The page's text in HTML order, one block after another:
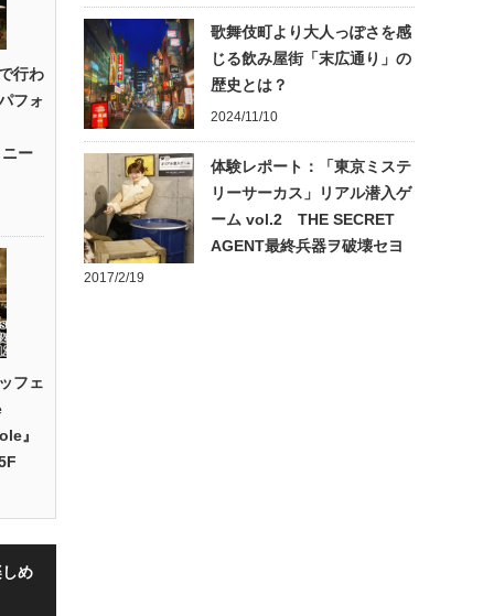
行わ
フォ
ー
フェ
』
め
歌舞伎町より大人っぽさを感
じる飲み屋街「末広通り」の
歴史とは？
2024/11/10
体験レポート：「東京ミステ
リーサーカス」リアル潜入ゲ
ーム vol.2 THE SECRET
AGENT最終兵器ヲ破壊セヨ
2017/2/19